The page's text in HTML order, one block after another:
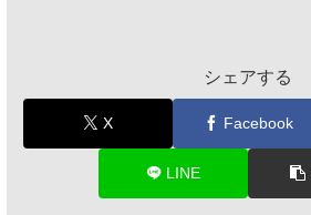
シェアする
X Facebook
LINE